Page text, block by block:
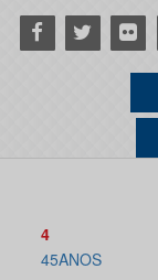
Facebook
Twitter Flickr
4
45ANOS